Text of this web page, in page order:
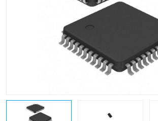
FT61F
FT61FC
FT61F022